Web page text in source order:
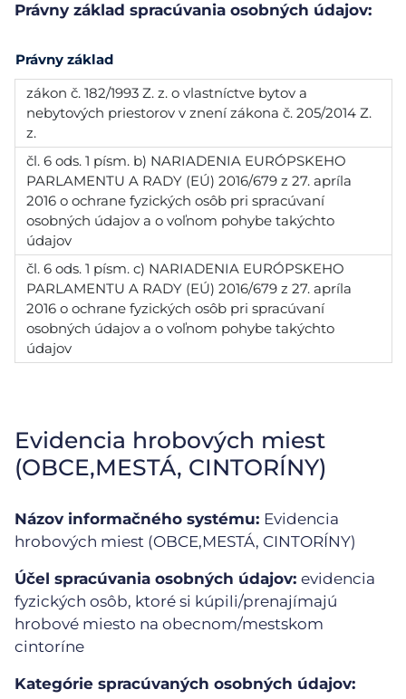
Právny základ spracúvania osobných údajov:
Právny základ
zákon č. 182/1993 Z. z. o vlastníctve bytov a
nebytových priestorov v znení zákona č. 205/2014 Z.
z.
čl. 6 ods. 1 písm. b) NARIADENIA EURÓPSKEHO
PARLAMENTU A RADY (EÚ) 2016/679 z 27. apríla
2016 o ochrane fyzických osôb pri spracúvaní
osobných údajov a o voľnom pohybe takýchto
údajov
čl. 6 ods. 1 písm. c) NARIADENIA EURÓPSKEHO
PARLAMENTU A RADY (EÚ) 2016/679 z 27. apríla
2016 o ochrane fyzických osôb pri spracúvaní
osobných údajov a o voľnom pohybe takýchto
údajov
Evidencia hrobových miest
(OBCE,MESTÁ, CINTORÍNY)
Názov informačného systému: Evidencia
hrobových miest (OBCE,MESTÁ, CINTORÍNY)
Účel spracúvania osobných údajov: evidencia
fyzických osôb, ktoré si kúpili/prenajímajú
hrobové miesto na obecnom/mestskom
cintoríne
Kategórie spracúvaných osobných údajov: